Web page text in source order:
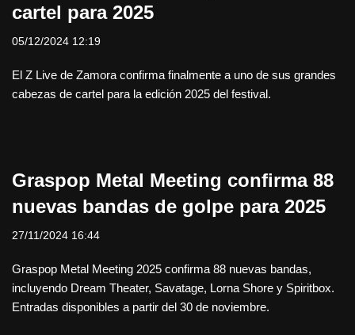
cartel para 2025
05/12/2024 12:19
El Z Live de Zamora confirma finalmente a uno de sus grandes
cabezas de cartel para la edición 2025 del festival.
Graspop Metal Meeting confirma 88
nuevas bandas de golpe para 2025
27/11/2024 16:44
Graspop Metal Meeting 2025 confirma 88 nuevas bandas,
incluyendo Dream Theater, Savatage, Lorna Shore y Spiritbox.
Entradas disponibles a partir del 30 de noviembre.